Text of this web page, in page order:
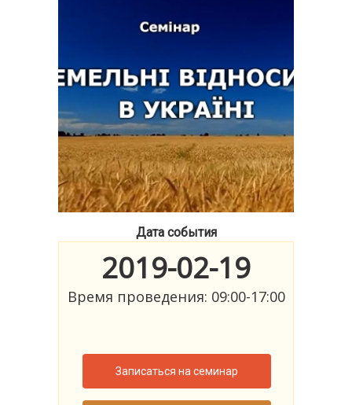
Дата события
2019-02-19
Время проведения: 09:00-17:00
Записаться на семинар